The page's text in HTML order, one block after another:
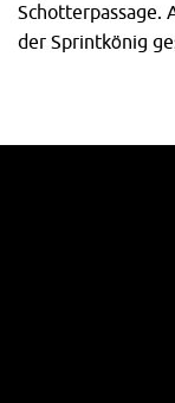
Schotterpassage.
der Sprintkönig